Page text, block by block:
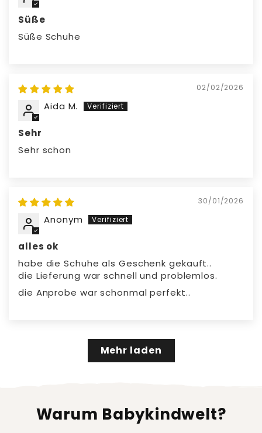
Süße
Süße Schuhe
02/02/2026
Aida M.
Sehr
Sehr schon
30/01/2026
Anonym
alles ok
habe die Schuhe als Geschenk gekauft..
die Lieferung war schnell und problemlos.
die Anprobe war schonmal perfekt..
Mehr laden
Warum Babykindwelt?